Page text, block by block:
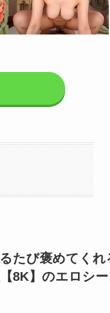
たび褒めてくれ
8K】のエロシ